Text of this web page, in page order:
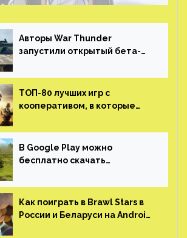
Авторы War Thunder
запустили открытый бета-
трейлер и скриншоты
ТОП-80 лучших игр с
кооперативом, в которые
(никаких MMO)
В Google Play можно
бесплатно скачать
открытым миром, прокачкой,
гонками и тюнингом машины
Как поиграть в Brawl Stars в
России и Беларуси на Android